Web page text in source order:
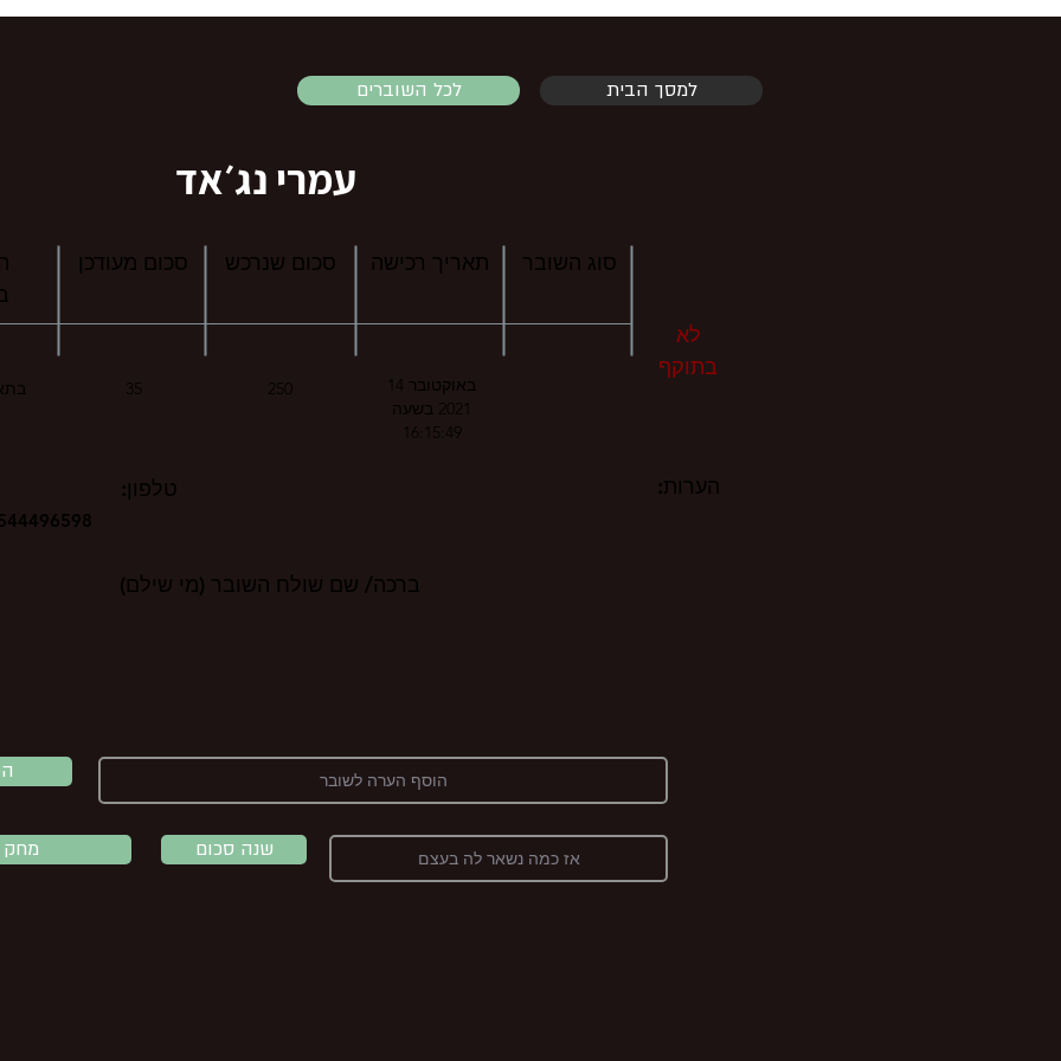
לכל השוברים למסך הבית
עמרי נג׳אד
סכום מעודכן סכום שנרכש תאריך רכישה סוג השובר
בתאריך 16/ 35 250
14 באוקטובר
2021 בשעה
16:15:49
לא
בתוקף
טלפון: הערות:
ברכה/ שם שולח השובר (מי שילם)
מחק שנה סכום